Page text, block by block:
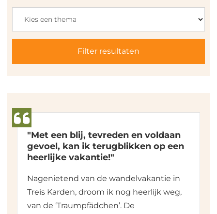
Filter resultaten
"Met een blij, tevreden en voldaan
gevoel, kan ik terugblikken op een
heerlijke vakantie!"
Nagenietend van de wandelvakantie in
Treis Karden, droom ik nog heerlijk weg,
van de ‘Traumpfädchen’. De